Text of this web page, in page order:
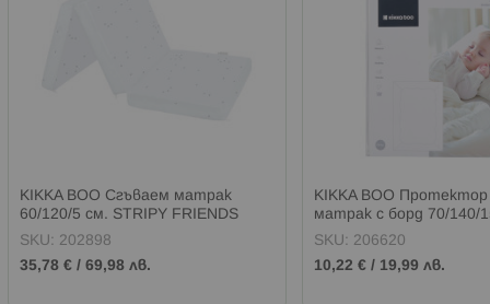
KIKKA BOO Сгъваем матрак
60/120/5 см. STRIPY FRIENDS
PATTERN
SKU: 202898
35,78 € / 69,98 лв.
KIKKA BOO Протектор
матрак с борд 70/140/
STRIPY FRIENDS
SKU: 206620
10,22 € / 19,99 лв.